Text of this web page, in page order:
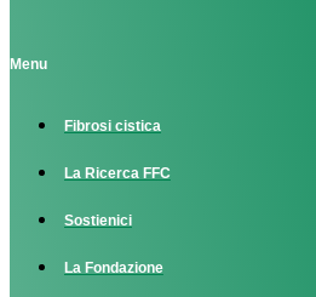
Menu
Fibrosi cistica
La Ricerca FFC
Sostienici
La Fondazione